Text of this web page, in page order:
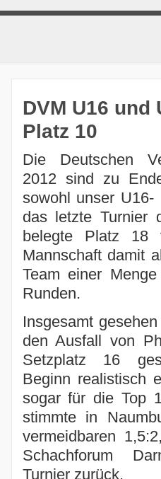
DVM U16
Platz 10
Die Deutschen
2012 sind zu
sowohl unser
das letzte Turnier
belegte Platz 18
Mannschaft damit
Team einer
Runden.
Insgesamt
den Ausfall von
Setzplatz 16
Beginn realistisch
sogar für die Top
stimmte in
vermeidbaren
Schachforum
Turnier zurück.